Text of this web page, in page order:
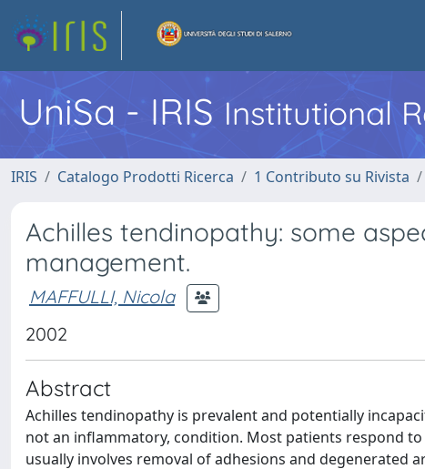
UniSa - IRIS Institutional
IRIS Catalogo Prodotti Ricerca 1 Contributo su Rivista
Achilles tendinopathy: some
management.
MAFFULLI, Nicola
2002
Abstract
Achilles tendinopathy is prevalent and potentially
not an inflammatory, condition. Most patients respond
usually involves removal of adhesions and degenerated